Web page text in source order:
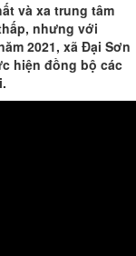
và xa trung tâm
nhưng với
2021, xã Đại Sơn
hiện đồng bộ các